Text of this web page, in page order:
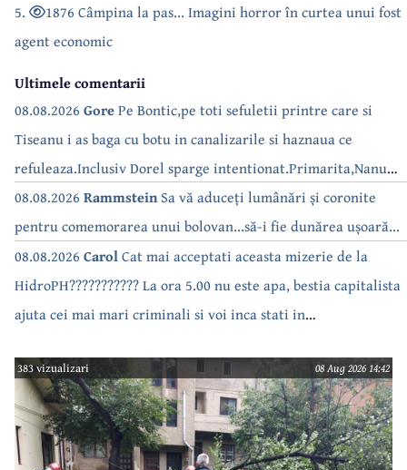
5.
1876 Câmpina la pas... Imagini horror în curtea unui fost
agent economic
Ultimele comentarii
08.08.2026 GorePe Bontic,pe toti sefuletii printre care si
Tiseanu i as baga cu botu in canalizarile si haznaua ce
refuleaza.Inclusiv Dorel sparge intentionat.Primarita,Nanu
bea apa de la robinet.Asta as intreba o si pe Izabel Mitrea
08.08.2026 RammsteinSa vă aduceți lumânări și coronite
pentru comemorarea unui bolovan...să-i fie dunărea ușoară...
08.08.2026 CarolCat mai acceptati aceasta mizerie de la
HidroPH??????????? La ora 5.00 nu este apa, bestia capitalista
ajuta cei mai mari criminali si voi inca stati in
383 vizualizari 08 Aug 2026 14:42